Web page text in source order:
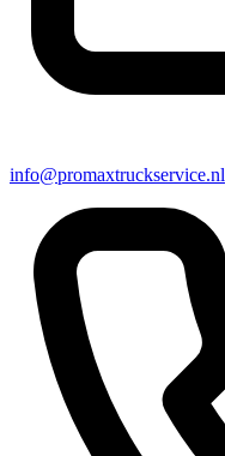
info@promaxtruckservice.nl